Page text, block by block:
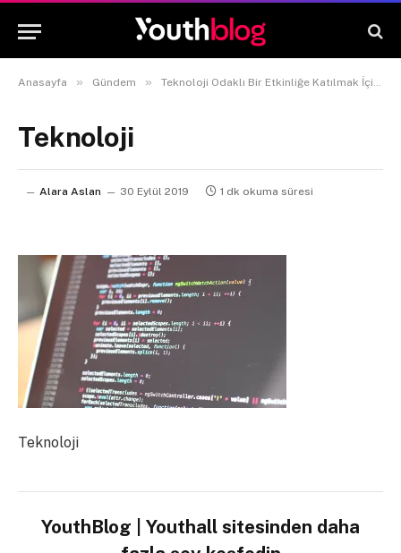
Anasayfa » Gündem » Teknoloji Odaklı Bir Etkinliğe Katılmak İçin 5 Harika Neden
Teknoloji
Alara Aslan 30 Eylül 2019 1 dk okuma süresi
Teknoloji
YouthBlog | Youthall sitesinden daha